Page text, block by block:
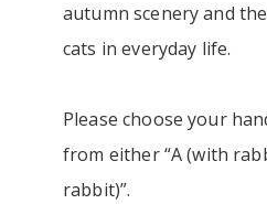
autumn scenery and
cats in everyday life.
Please choose your
from either “A (with
rabbit)”.